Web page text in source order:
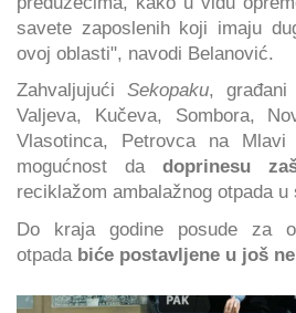
savete zaposlenih koji imaju
ovoj oblasti", navodi Belanović.
Zahvaljujući Sekopaku, građani
Valjeva, Kučeva, Sombora,
Vlasotinca, Petrovca na
mogućnost da doprinesu
reciklažom ambalažnog otpada u
Do kraja godine posude za
otpada biće postavljene u još